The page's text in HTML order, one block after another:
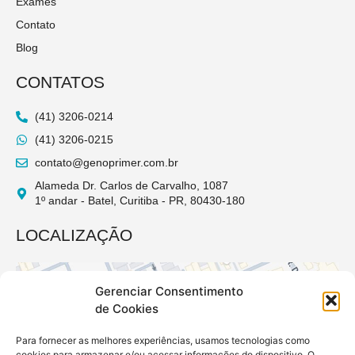
Gerenciar Consentimento
de Cookies
Para fornecer as melhores experiências, usamos tecnologias como
Contato
Blog
CONTATOS
(41) 3206-0214
(41) 3206-0215
contato@genoprimer.com.br
Alameda Dr. Carlos de Carvalho, 1087
1º andar - Batel, Curitiba - PR, 80430-180
LOCALIZAÇÃO